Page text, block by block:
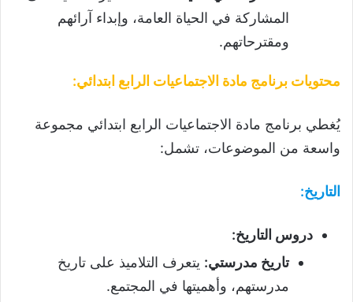
المشاركة في الحياة العامة، وإبداء آرائهم
ومقترحاتهم.
محتويات برنامج مادة الاجتماعيات الرابع ابتدائي:
يُغطي برنامج مادة الاجتماعيات الرابع ابتدائي مجموعة
واسعة من الموضوعات، تشمل:
التاريخ:
دروس التاريخ:
تاريخ مدرستي: يتعرف التلاميذ على تاريخ
مدرستهم، وأهميتها في المجتمع.